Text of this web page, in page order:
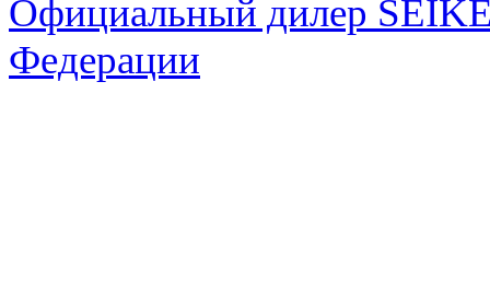
Официальный дилер
Федерации